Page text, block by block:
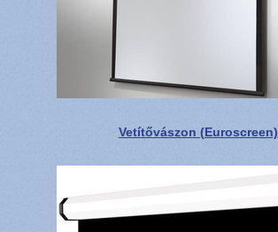
Vetítővászon (Euroscreen)